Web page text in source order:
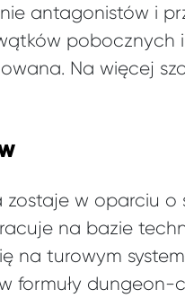
antagonistów i
pobocznych i
Na więcej
w oparciu o
na bazie
na turowym
formuły dungeon-